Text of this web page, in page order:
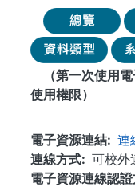
（第一次使用電
使用權限）
電子資源連結
連
連線方式
可校外
電子資源連線認